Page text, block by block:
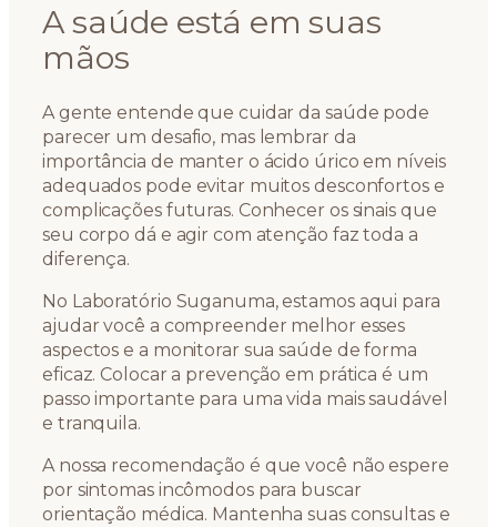
A saúde está em suas
mãos
A gente entende que cuidar da saúde pode
parecer um desafio, mas lembrar da
importância de manter o ácido úrico em níveis
adequados pode evitar muitos desconfortos e
complicações futuras. Conhecer os sinais que
seu corpo dá e agir com atenção faz toda a
diferença.
No Laboratório Suganuma, estamos aqui para
ajudar você a compreender melhor esses
aspectos e a monitorar sua saúde de forma
eficaz. Colocar a prevenção em prática é um
passo importante para uma vida mais saudável
e tranquila.
A nossa recomendação é que você não espere
por sintomas incômodos para buscar
orientação médica. Mantenha suas consultas e